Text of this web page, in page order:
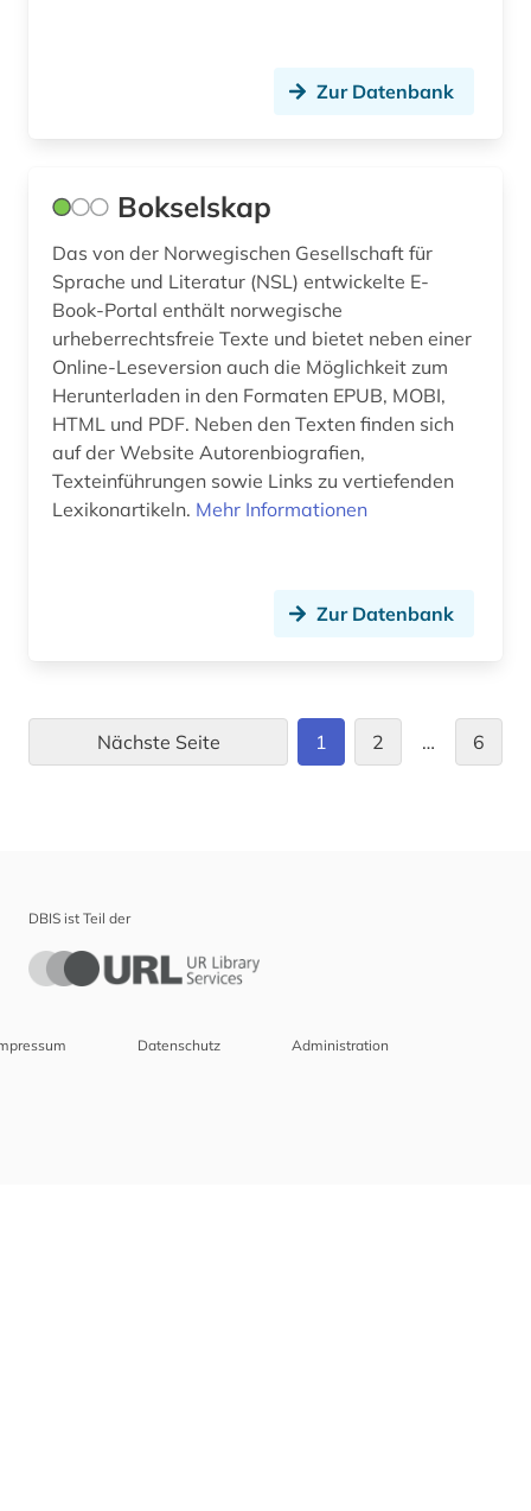
Zur Datenbank
Bokselskap
Das von der Norwegischen Gesellschaft für
Sprache und Literatur (NSL) entwickelte E-
Book-Portal enthält norwegische
urheberrechtsfreie Texte und bietet neben einer
Online-Leseversion auch die Möglichkeit zum
Herunterladen in den Formaten EPUB, MOBI,
HTML und PDF. Neben den Texten finden sich
auf der Website Autorenbiografien,
Texteinführungen sowie Links zu vertiefenden
Lexikonartikeln. Mehr Informationen
Zur Datenbank
Nächste Seite 1 2 … 6
DBIS ist Teil der
Datenschutz Administration